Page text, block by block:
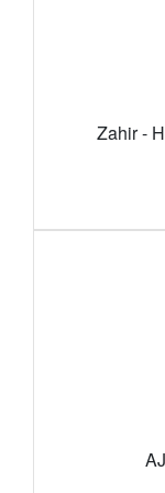
Zahir -